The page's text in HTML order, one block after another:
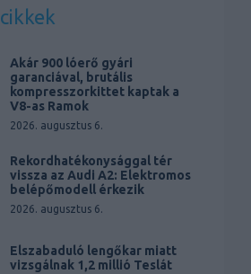
Akár 900 lóerő gyári
garanciával, brutális
kompresszorkittet kaptak a
V8-as Ramok
2026. augusztus 6.
Rekordhatékonysággal tér
vissza az Audi A2: Elektromos
belépőmodell érkezik
2026. augusztus 6.
Elszabaduló lengőkar miatt
vizsgálnak 1,2 millió Teslát